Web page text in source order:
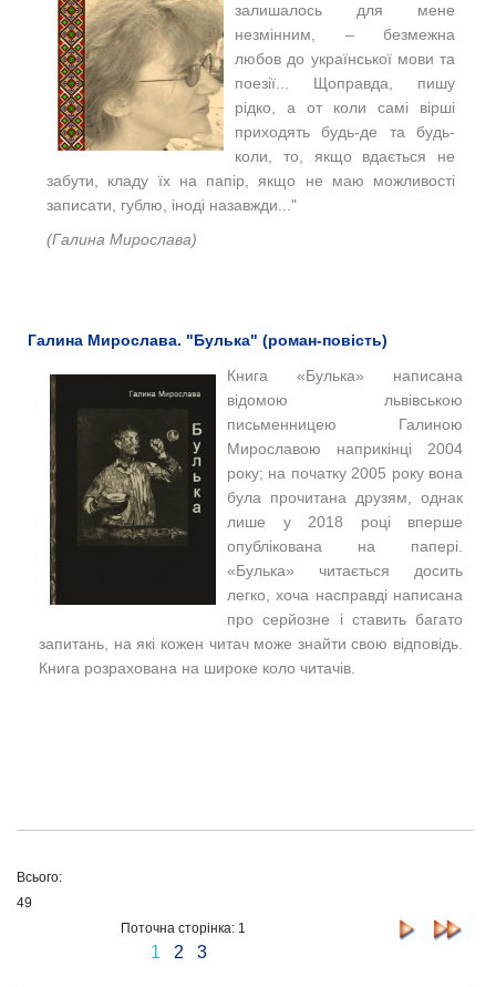
залишалось для мене
незмінним, – безмежна
любов до української мови та
поезії... Щоправда, пишу
рідко, а от коли самі вірші
приходять будь-де та будь-
коли, то, якщо вдається не
забути, кладу їх на папір, якщо не маю можливості
записати, гублю, іноді назавжди..."
(Галина Мирослава)
Галина Мирослава. "Булька" (роман-повість)
Книга «Булька» написана
відомою львівською
письменницею Галиною
Мирославою наприкінці 2004
року; на початку 2005 року вона
була прочитана друзям, однак
лише у 2018 році вперше
опублікована на папері.
«Булька» читається досить
легко, хоча насправді написана
про серйозне і ставить багато
запитань, на які кожен читач може знайти свою відповідь.
Книга розрахована на широке коло читачів.
Всього:
49
Поточна сторінка: 1
1 2 3